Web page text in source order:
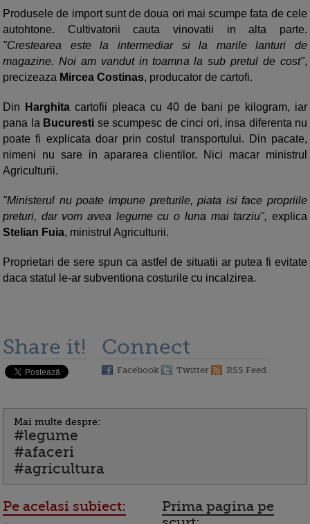
Produsele de import sunt de doua ori mai scumpe fata de cele
autohtone. Cultivatorii cauta vinovatii in alta parte.
"Crestearea este la intermediar si la marile lanturi de
magazine. Noi am vandut in toamna la sub pretul de cost",
precizeaza Mircea Costinas, producator de cartofi.
Din Harghita cartofii pleaca cu 40 de bani pe kilogram, iar
pana la Bucuresti se scumpesc de cinci ori, insa diferenta nu
poate fi explicata doar prin costul transportului. Din pacate,
nimeni nu sare in apararea clientilor. Nici macar ministrul
Agriculturii.
"Ministerul nu poate impune preturile, piata isi face propriile
preturi, dar vom avea legume cu o luna mai tarziu", explica
Stelian Fuia, ministrul Agriculturii.
Proprietari de sere spun ca astfel de situatii ar putea fi evitate
daca statul le-ar subventiona costurile cu incalzirea.
Share it! Connect
Facebook Twitter RSS Feed
Mai multe despre:
#legume
#afaceri
#agricultura
Pe acelasi subiect:
Prima pagina pe